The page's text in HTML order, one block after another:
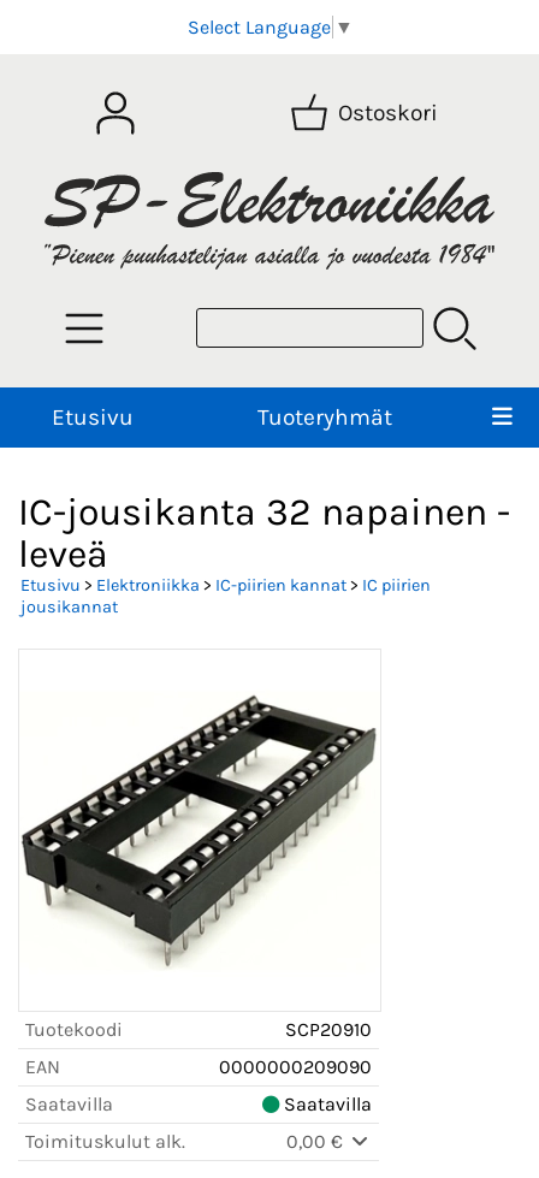
Select Language ▼
Ostoskori
Etusivu Tuoteryhmät
IC-jousikanta 32 napainen -
leveä
Etusivu > Elektroniikka > IC-piirien kannat> IC piirien
jousikannat
Tuotekoodi
SCP20910
EAN
0000000209090
Saatavilla
Saatavilla
Toimituskulut alk.
0,00 €